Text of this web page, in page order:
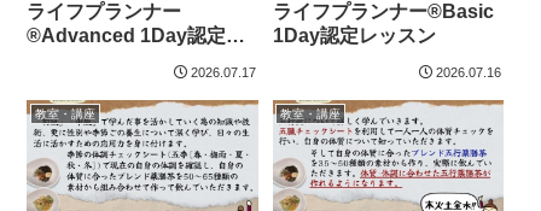
ライフプランナー
®Advanced 1Day認定レ
2026.07.17
ライフプランナー®Basic
1Day認定レッスン
2026.07.16
教室・講座 教室・講座